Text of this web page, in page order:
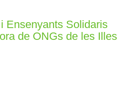
Ensenyants Solidaris
de ONGs de les Illes